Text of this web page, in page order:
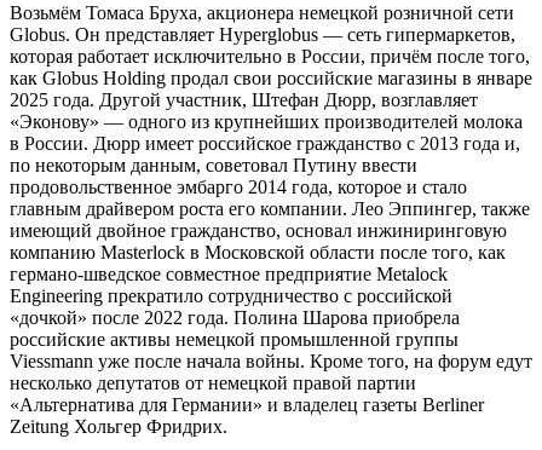
Возьмём Томаса Бруха, акционера немецкой розничной сети
Globus. Он представляет Hyperglobus — сеть гипермаркетов,
которая работает исключительно в России, причём после того,
как Globus Holding продал свои российские магазины в январе
2025 года. Другой участник, Штефан Дюрр, возглавляет
«Эконову» — одного из крупнейших производителей молока
в России. Дюрр имеет российское гражданство с 2013 года и,
по некоторым данным, советовал Путину ввести
продовольственное эмбарго 2014 года, которое и стало
главным драйвером роста его компании. Лео Эппингер, также
имеющий двойное гражданство, основал инжиниринговую
компанию Masterlock в Московской области после того, как
германо-шведское совместное предприятие Metalock
Engineering прекратило сотрудничество с российской
«дочкой» после 2022 года. Полина Шарова приобрела
российские активы немецкой промышленной группы
Viessmann уже после начала войны. Кроме того, на форум едут
несколько депутатов от немецкой правой партии
«Альтернатива для Германии» и владелец газеты Berliner
Zeitung Хольгер Фридрих.